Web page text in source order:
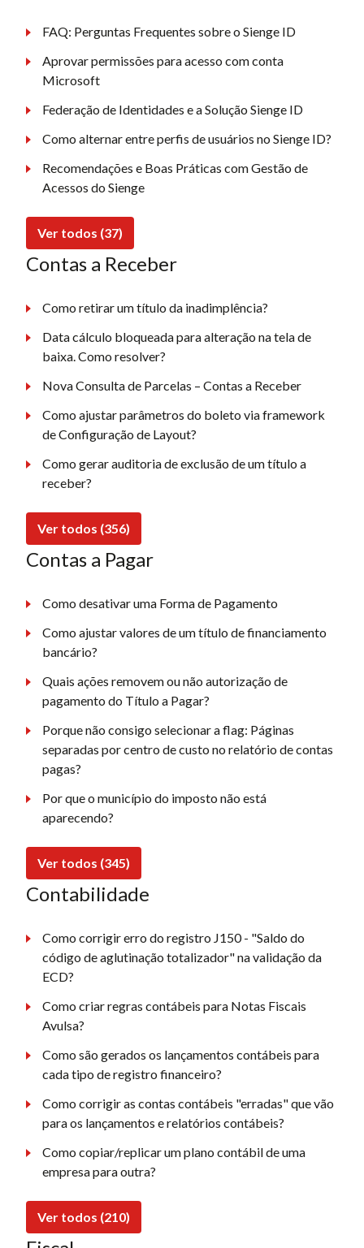
FAQ: Perguntas Frequentes sobre o Sienge ID
Aprovar permissões para acesso com conta
Microsoft
Federação de Identidades e a Solução Sienge ID
Como alternar entre perfis de usuários no Sienge ID?
Recomendações e Boas Práticas com Gestão de
Acessos do Sienge
Ver todos (37)
Contas a Receber
Como retirar um título da inadimplência?
Data cálculo bloqueada para alteração na tela de
baixa. Como resolver?
Nova Consulta de Parcelas – Contas a Receber
Como ajustar parâmetros do boleto via framework
de Configuração de Layout?
Como gerar auditoria de exclusão de um título a
receber?
Ver todos (356)
Contas a Pagar
Como desativar uma Forma de Pagamento
Como ajustar valores de um título de financiamento
bancário?
Quais ações removem ou não autorização de
pagamento do Título a Pagar?
Porque não consigo selecionar a flag: Páginas
separadas por centro de custo no relatório de contas
pagas?
Por que o município do imposto não está
aparecendo?
Ver todos (345)
Contabilidade
Como corrigir erro do registro J150 - "Saldo do
código de aglutinação totalizador" na validação da
ECD?
Como criar regras contábeis para Notas Fiscais
Avulsa?
Como são gerados os lançamentos contábeis para
cada tipo de registro financeiro?
Como corrigir as contas contábeis "erradas" que vão
para os lançamentos e relatórios contábeis?
Como copiar/replicar um plano contábil de uma
empresa para outra?
Ver todos (210)